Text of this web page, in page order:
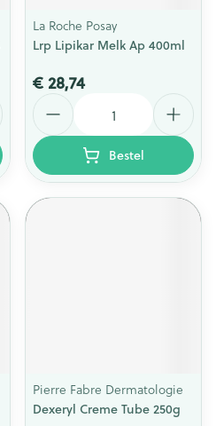
La Roche Posay
Lrp Lipikar Melk Ap 400ml
€ 28,74
Aantal
Bestel
Pierre Fabre Dermatologie
Dexeryl Creme Tube 250g